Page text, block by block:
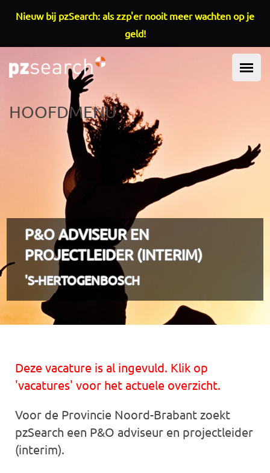
Overslaan en naar de inhoud gaan
HOOFDMENU
P&O ADVISEUR EN
PROJECTLEIDER (INTERIM)
'S-HERTOGENBOSCH
Deze vacature is al ingevuld. Klik op
'vacatures' voor het actuele overzicht.
Voor de Provincie Noord-Brabant zoekt
pzSearch een P&O adviseur en projectleider
(interim).
Nieuw bij pzSearch: als zzp'er nooit meer wachten op je
geld!